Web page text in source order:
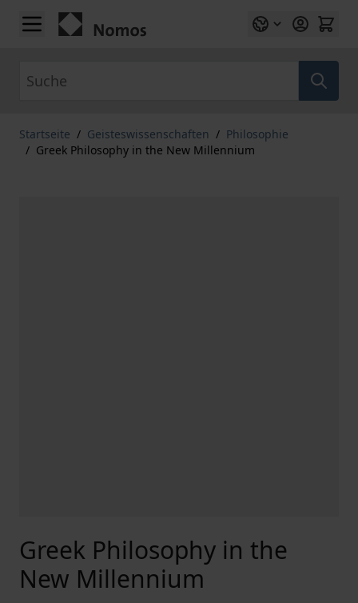
Zum Inhalt springen
Startseite / Geisteswissenschaften / Philosophie
/ Greek Philosophy in the New Millennium
Greek Philosophy in the
New Millennium